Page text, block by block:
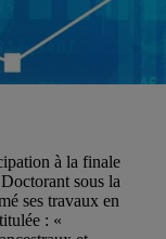
à la finale
sous la
ses travaux en
: «